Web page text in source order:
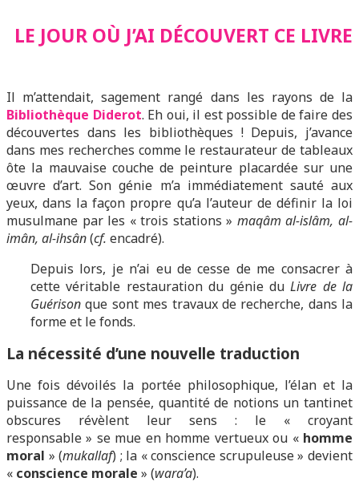
LE JOUR OÙ J’AI DÉCOUVERT CE LIVRE
Il m’attendait, sagement rangé dans les rayons de la
Bibliothèque Diderot. Eh oui, il est possible de faire des
découvertes dans les bibliothèques ! Depuis, j’avance
dans mes recherches comme le restaurateur de tableaux
ôte la mauvaise couche de peinture placardée sur une
œuvre d’art. Son génie m’a immédiatement sauté aux
yeux, dans la façon propre qu’a l’auteur de définir la loi
musulmane par les « trois stations » maqâm al-islâm, al-
imân, al-ihsân(cf. encadré).
Depuis lors, je n’ai eu de cesse de me consacrer à
cette véritable restauration du génie duLivre de la
Guérison que sont mes travaux de recherche, dans la
forme et le fonds.
La nécessité d’une nouvelle traduction
Une fois dévoilés la portée philosophique, l’élan et la
puissance de la pensée, quantité de notions un tantinet
obscures révèlent leur sens : le « croyant
responsable » se mue en homme vertueux ou « homme
moral » (mukallaf) ; la « conscience scrupuleuse » devient
« conscience morale » (wara’a).